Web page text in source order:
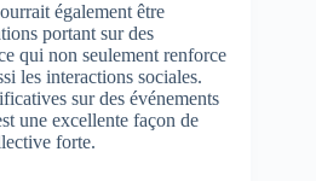
également être
portant sur des
qui non seulement renforce
les interactions sociales.
sur des événements
une excellente façon de
forte.